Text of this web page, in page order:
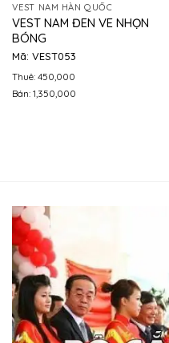
VEST NAM HÀN QUỐC
VEST NAM ĐEN VE NHỌN
BÓNG
Mã: VEST053
Thuê: 450,000
Bán: 1,350,000